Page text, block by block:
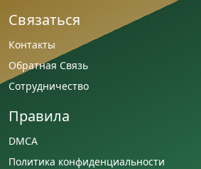
Связаться
Контакты
Обратная Связь
Сотрудничество
Правила
DMCA
Политика конфиденциальности